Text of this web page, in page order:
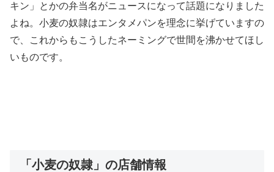
キン」とかの弁当名がニュースになって話題になりました
よね。小麦の奴隷はエンタメパンを理念に挙げていますの
で、これからもこうしたネーミングで世間を沸かせてほし
いものです。
「小麦の奴隷」の店舗情報